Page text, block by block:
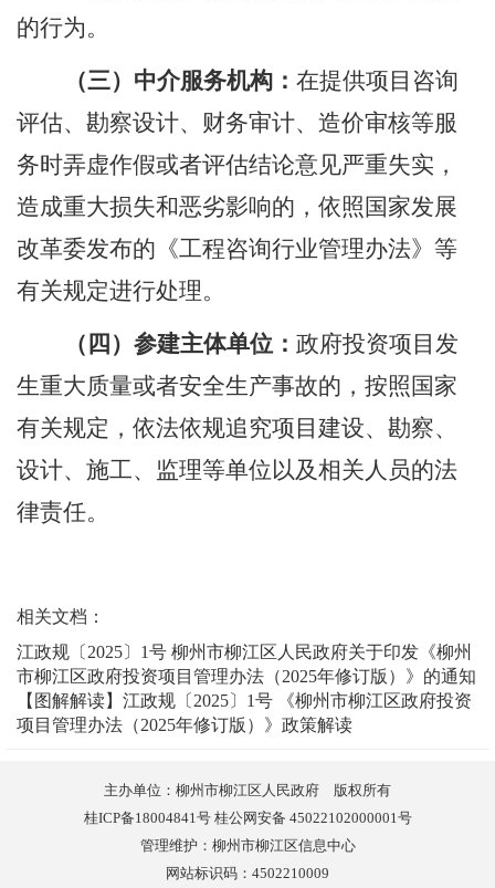
的行为。
（三）中介服务机构 ： 在提供项目咨询
评估、勘察设计、财务审计、造价审核等服
务时弄虚作假或者评估结论意见严重失实，
造成重大损失和恶劣影响的，依照国家发展
改革委发布的《工程咨询行业管理办法》等
有关规定进行处理。
（四） 参建主体单位： 政府投资项目发
生重大质量或者安全生产事故的，按照国家
有关规定，依法依规追究项目建设、勘察、
设计、施工、监理等单位以及相关人员的法
律责任。
相关文档：
江政规〔2025〕1号 柳州市柳江区人民政府关于印发《柳州
市柳江区政府投资项目管理办法（2025年修订版）》的通知
【图解解读】江政规〔2025〕1号 《柳州市柳江区政府投资
项目管理办法（2025年修订版）》政策解读
主办单位：柳州市柳江区人民政府 版权所有
桂ICP备18004841号 桂公网安备 45022102000001号
管理维护：柳州市柳江区信息中心
网站标识码：4502210009